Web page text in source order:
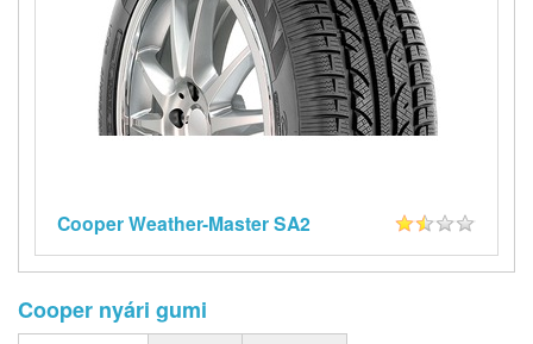
Cooper Weather-Master SA2
Cooper nyári gumi